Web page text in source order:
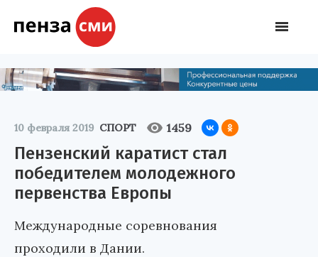
10 февраля 2019 СПОРТ 1459
Пензенский каратист стал
победителем молодежного
первенства Европы
Международные соревнования
проходили в Дании.